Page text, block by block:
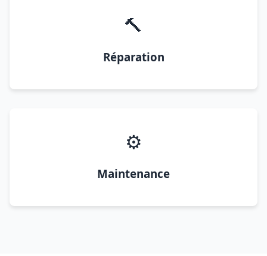
🔨
Réparation
⚙️
Maintenance